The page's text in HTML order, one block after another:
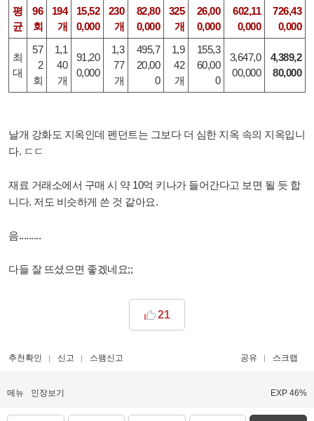
평
균
96
회
194
개
15,52
0,000
230
개
82,80
0,000
325
개
26,00
0,000
602,11
0,000
726,43
0,000
최
대
57
2
회
1,1
40
개
91,20
0,000
1,3
77
개
495,7
20,00
0
1,9
42
개
155,3
60,00
0
3,647,0
00,000
4,389,2
80,000
날개 강화도 지옥인데 펜던트는 그보다 더 심한 지옥 속의 지옥입니
다. ㄷㄷ
재료 거래소에서 구매 시 약 10억 키나가 들어간다고 보면 될 듯 합
니다. 저도 비슷하게 쓴 것 같아요.
음.........
다들 잘 뜨셨으면 좋겠네요;;
21
추천확인 신고 스팸신고 공유 스크랩
메뉴 인장보기 EXP 46%